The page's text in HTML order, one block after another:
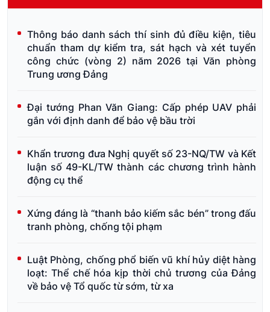
Thông báo danh sách thí sinh đủ điều kiện, tiêu
chuẩn tham dự kiểm tra, sát hạch và xét tuyển
công chức (vòng 2) năm 2026 tại Văn phòng
Trung ương Đảng
Đại tướng Phan Văn Giang: Cấp phép UAV phải
gắn với định danh để bảo vệ bầu trời
Khẩn trương đưa Nghị quyết số 23-NQ/TW và Kết
luận số 49-KL/TW thành các chương trình hành
động cụ thể
Xứng đáng là “thanh bảo kiếm sắc bén” trong đấu
tranh phòng, chống tội phạm
Luật Phòng, chống phổ biến vũ khí hủy diệt hàng
loạt: Thể chế hóa kịp thời chủ trương của Đảng
về bảo vệ Tổ quốc từ sớm, từ xa